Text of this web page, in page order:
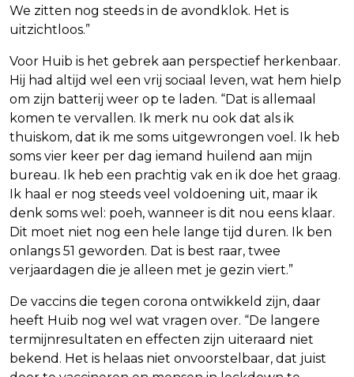
We zitten nog steeds in de avondklok. Het is
uitzichtloos.”
Voor Huib is het gebrek aan perspectief herkenbaar.
Hij had altijd wel een vrij sociaal leven, wat hem hielp
om zijn batterij weer op te laden. “Dat is allemaal
komen te vervallen. Ik merk nu ook dat als ik
thuiskom, dat ik me soms uitgewrongen voel. Ik heb
soms vier keer per dag iemand huilend aan mijn
bureau. Ik heb een prachtig vak en ik doe het graag.
Ik haal er nog steeds veel voldoening uit, maar ik
denk soms wel: poeh, wanneer is dit nou eens klaar.
Dit moet niet nog een hele lange tijd duren. Ik ben
onlangs 51 geworden. Dat is best raar, twee
verjaardagen die je alleen met je gezin viert.”
De vaccins die tegen corona ontwikkeld zijn, daar
heeft Huib nog wel wat vragen over. “De langere
termijnresultaten en effecten zijn uiteraard niet
bekend. Het is helaas niet onvoorstelbaar, dat juist